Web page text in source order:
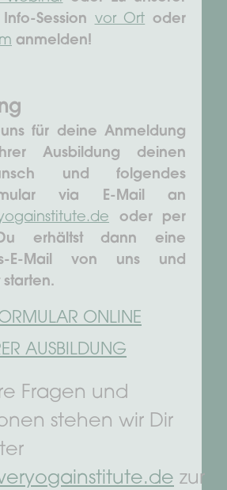
Session vor Ort oder
anmelden!
für deine Anmeldung
Ausbildung deinen
und folgendes
via E-Mail an
oder per
erhältst dann eine
E-Mail von uns und
starten.
ONLINE
AUSBILDUNG
Fragen und
stehen wir Dir
zur